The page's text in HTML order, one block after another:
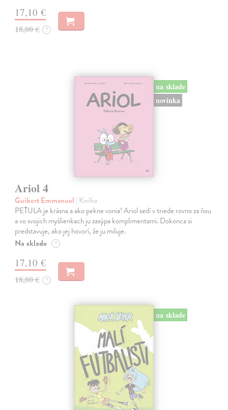
17,10 €
18,00 € ?
na sklade
novinka
Ariol 4
Guibert Emmanuel | Kniha
PEŤULA je krásna a ako pekne vonia! Ariol sedí v triede rovno za ňou
a vo svojich myšlienkach ju zasýpa komplimentami. Dokonca si
predstavuje, ako jej hovorí, že ju miluje.
Na sklade ?
17,10 €
18,00 € ?
na sklade